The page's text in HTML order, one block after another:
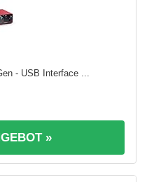
- USB Interface ...
»